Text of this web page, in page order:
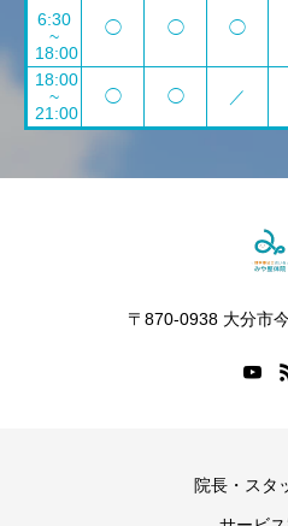
6:30
~
18:00
◯ ◯ ◯
18:00
~
21:00
◯ ◯ ／
〒870-0938 大分市
院長・スタ